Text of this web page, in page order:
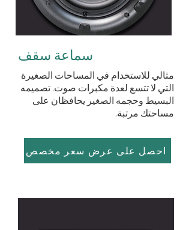
سماعة سقف
مثالي للاستخدام في المساحات الصغيرة
التي لا تتسع لعدة مكبرات صوت. تصميمه
البسيط وحجمه الصغير يحافظان على
مساحتك مرتبة.
احصل على عرض سعر مخصص